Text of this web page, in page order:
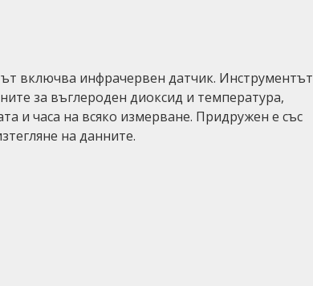
включва инфрачервен датчик. Инструментът
за въглероден диоксид и температура,
и часа на всяко измерване. Придружен е със
на данните.